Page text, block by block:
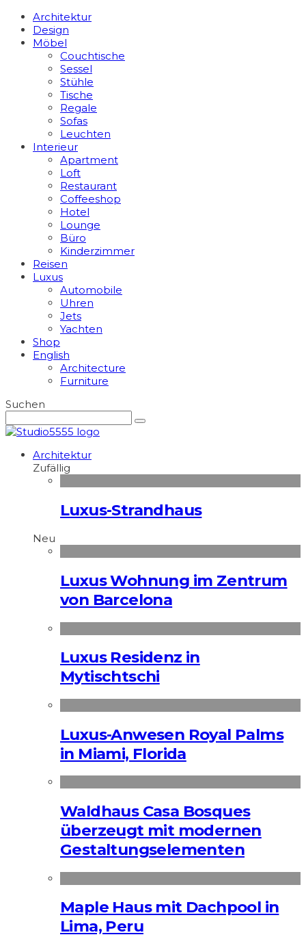
Architektur
Design
Möbel
Couchtische
Sessel
Stühle
Tische
Regale
Sofas
Leuchten
Interieur
Apart­ment
Loft
Restaurant
Coffeeshop
Hotel
Lounge
Büro
Kinderzimmer
Reisen
Luxus
Automobile
Uhren
Jets
Yachten
Shop
English
Architecture
Furniture
Suchen
Architektur
Zufällig
Luxus-Strandhaus
Neu
Luxus Wohnung im Zentrum
von Barcelona
Luxus Residenz in
Mytischtschi
Luxus-Anwesen Royal Palms
in Miami, Florida
Waldhaus Casa Bosques
überzeugt mit modernen
Gestaltungselementen
Maple Haus mit Dachpool in
Lima, Peru